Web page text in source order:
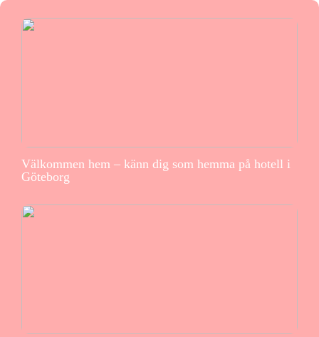
Välkommen hem – känn dig som hemma på hotell i
Göteborg